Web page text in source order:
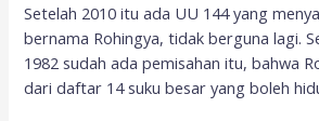
Setelah 2010 itu ada UU 144 yang
bernama Rohingya, tidak berguna lagi.
1982 sudah ada pemisahan itu, bahwa
dari daftar 14 suku besar yang boleh